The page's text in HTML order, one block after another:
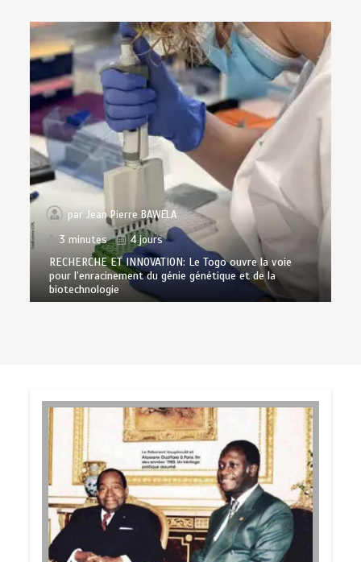
parJean Pierre BAWELA
3 minutes
4 jours
RECHERCHE ET INNOVATION: Le Togo ouvre la voie
pour l’enracinement du génie génétique et de la
biotechnologie